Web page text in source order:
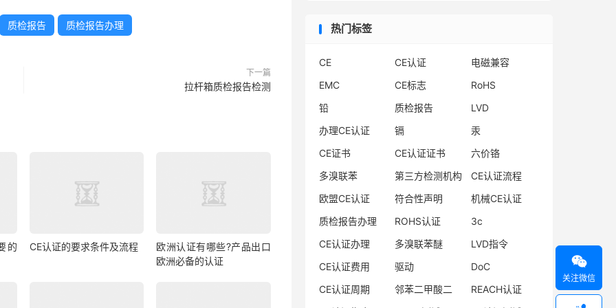
质检报告 质检报告办理
下一篇
拉杆箱质检报告检测
的 CE认证的要求条件及流程
欧洲认证有哪些?产品出口
欧洲必备的认证
热门标签
CE CE认证
电磁兼容
EMC
CE标志
RoHS
铅
质检报告
LVD
办理CE认证
镉
汞
CE证书
CE认证证书
六价铬
多溴联苯
第三方检测机构
CE认证流程
欧盟CE认证
符合性声明
机械CE认证
质检报告办理
ROHS认证
3c
CE认证办理
多溴联苯醚
LVD指令
CE认证费用
驱动
DoC
CE认证周期
邻苯二甲酸二
REACH认证

关注微信